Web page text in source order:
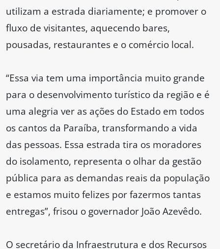
utilizam a estrada diariamente; e promover o
fluxo de visitantes, aquecendo bares,
pousadas, restaurantes e o comércio local.
“Essa via tem uma importância muito grande
para o desenvolvimento turístico da região e é
uma alegria ver as ações do Estado em todos
os cantos da Paraíba, transformando a vida
das pessoas. Essa estrada tira os moradores
do isolamento, representa o olhar da gestão
pública para as demandas reais da população
e estamos muito felizes por fazermos tantas
entregas”, frisou o governador João Azevêdo.
O secretário da Infraestrutura e dos Recursos